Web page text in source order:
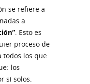
se refiere a
a
. Esto es
proceso de
todos los que
los
sí solos.